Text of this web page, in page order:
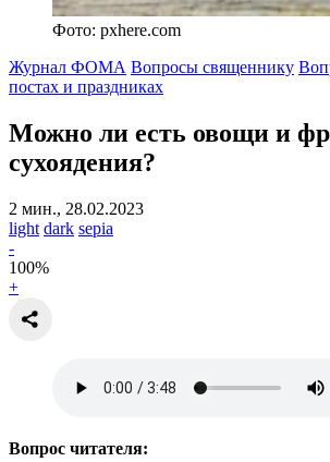
Фото: pxhere.com
Журнал ФОМА Вопросы священнику
постах и праздниках
Можно ли есть овощи и
сухоядения?
2 мин., 28.02.2023
light dark sepia
-
100%
+
Вопрос читателя: